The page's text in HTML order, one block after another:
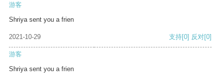
游客
Shriya sent you a frien
2021-10-29 支持[0] 反对[0]
游客
Shriya sent you a frien